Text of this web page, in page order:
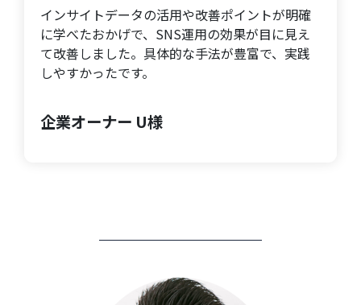
インサイトデータの活用や改善ポイントが明確
に学べたおかげで、SNS運用の効果が目に見え
て改善しました。具体的な手法が豊富で、実践
しやすかったです。
企業オーナー U様